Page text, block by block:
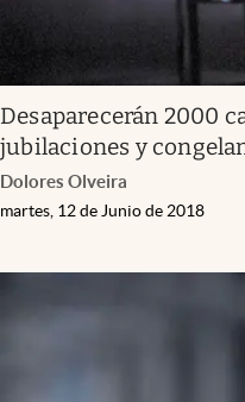
Desaparecerán 2000
jubilaciones y
Dolores Olveira
martes, 12 de Junio de 2018